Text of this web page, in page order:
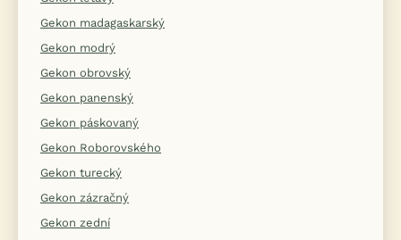
Gekon madagaskarský
Gekon modrý
Gekon obrovský
Gekon panenský
Gekon páskovaný
Gekon Roborovského
Gekon turecký
Gekon zázračný
Gekon zední